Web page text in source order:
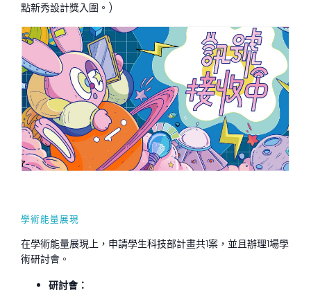
點新秀設計獎入圍。)
學術能量展現
在學術能量展現上，申請學生科技部計畫共1案，並且辦理1場學
術研討會。
研討會：